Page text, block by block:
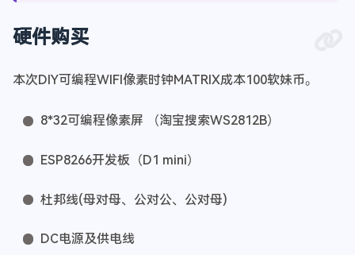
硬件购买
本次DIY可编程WIFI像素时钟MATRIX成本100软妹币。
8*32可编程像素屏 （淘宝搜索WS2812B）
ESP8266开发板（D1 mini）
杜邦线(母对母、公对公、公对母)
DC电源及供电线